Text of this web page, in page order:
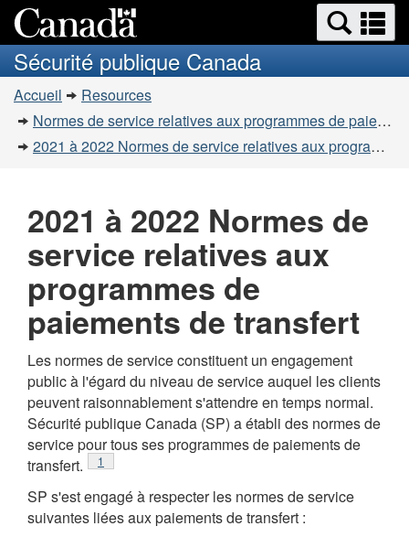
au
contenu
à
la
simplifiée
Recherche
et
menus
et
Sécurité publique Canada
Vous
êtes
ici
Accueil
Resources
Normes de service relatives aux programmes de paiements de transfert
2021 à 2022 Normes de service relatives aux programmes de paiements de transfert
2021 à 2022 Normes de
service relatives aux
programmes de
paiements de transfert
Les normes de service constituent un engagement
public à l'égard du niveau de service auquel les clients
peuvent raisonnablement s'attendre en temps normal.
Sécurité publique Canada (SP) a établi des normes de
service pour tous ses programmes de paiements de
transfert.
Note de bas de page
1
SP s'est engagé à respecter les normes de service
suivantes liées aux paiements de transfert :